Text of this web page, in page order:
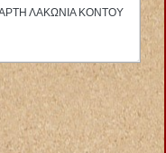
LOGOLAND